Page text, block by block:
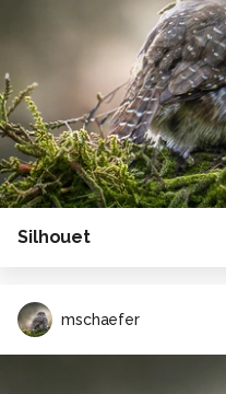
Silhouet
mschaefer